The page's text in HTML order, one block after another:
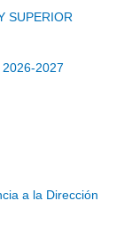
SUPERIOR
2026-2027
a la Dirección